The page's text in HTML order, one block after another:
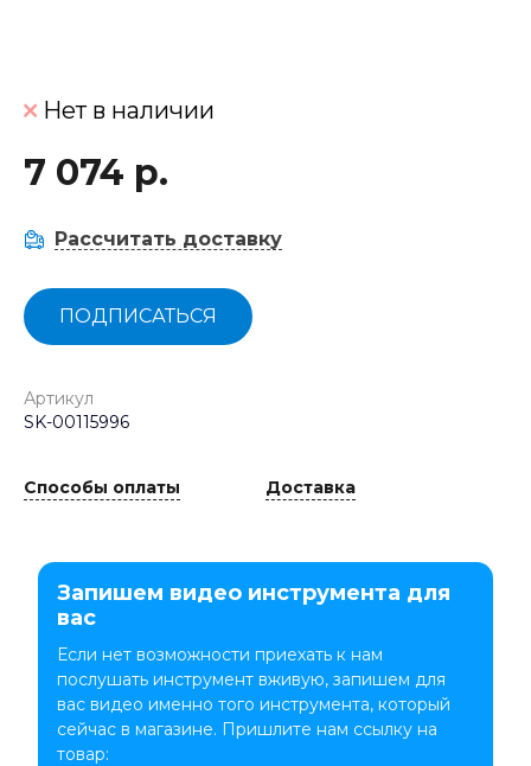
Нет в наличии
7 074 р.
Рассчитать доставку
ПОДПИСАТЬСЯ
Артикул
SK-00115996
Способы оплаты Доставка
Запишем видео инструмента для
вас
Если нет возможности приехать к нам
послушать инструмент вживую, запишем для
вас видео именно того инструмента, который
сейчас в магазине. Пришлите нам ссылку на
товар: